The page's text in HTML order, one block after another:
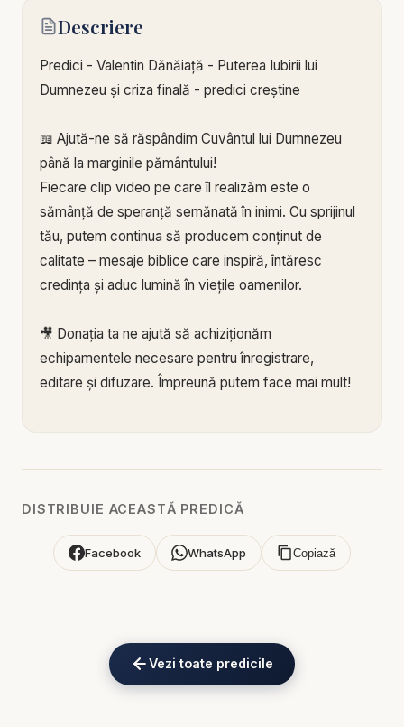
Descriere
Predici - Valentin Dănăiață - Puterea Iubirii lui
Dumnezeu și criza finală - predici creștine
📖 Ajută-ne să răspândim Cuvântul lui Dumnezeu
până la marginile pământului!
Fiecare clip video pe care îl realizăm este o
sămânță de speranță semănată în inimi. Cu sprijinul
tău, putem continua să producem conținut de
calitate – mesaje biblice care inspiră, întăresc
credința și aduc lumină în viețile oamenilor.
🎥 Donația ta ne ajută să achiziționăm
echipamentele necesare pentru înregistrare,
editare și difuzare. Împreună putem face mai mult!
🌐 Sau pe:https://BIBLIAZILNICA.RO
Alătură-te acestui canal pentru a primi acces la
DISTRIBUIE ACEASTĂ PREDICĂ
Facebook WhatsApp Copiază
Vezi toate predicile